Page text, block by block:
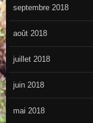
septembre 2018
août 2018
juillet 2018
juin 2018
mai 2018